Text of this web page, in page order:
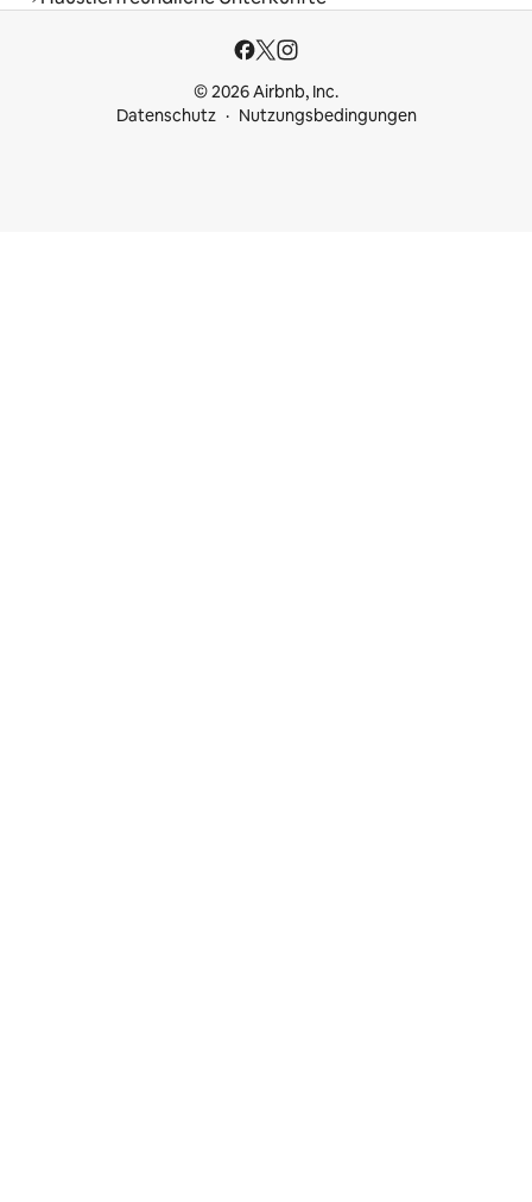
© 2026 Airbnb, Inc.
Datenschutz
Nutzungsbedingungen